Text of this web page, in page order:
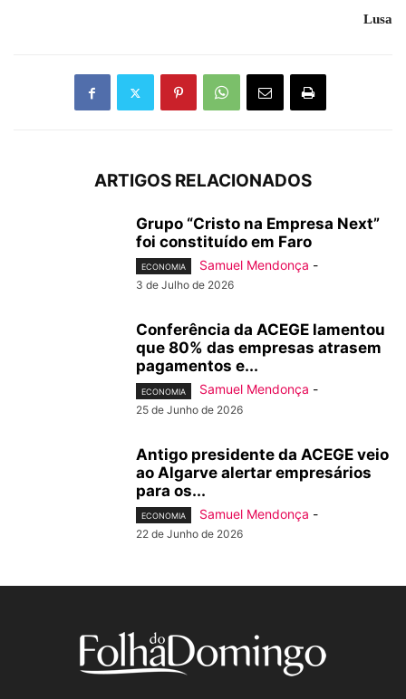
Lusa
ARTIGOS RELACIONADOS
Grupo “Cristo na Empresa Next”
foi constituído em Faro
ECONOMIA Samuel Mendonça -
3 de Julho de 2026
Conferência da ACEGE lamentou
que 80% das empresas atrasem
pagamentos e...
ECONOMIA Samuel Mendonça -
25 de Junho de 2026
Antigo presidente da ACEGE veio
ao Algarve alertar empresários
para os...
ECONOMIA Samuel Mendonça -
22 de Junho de 2026